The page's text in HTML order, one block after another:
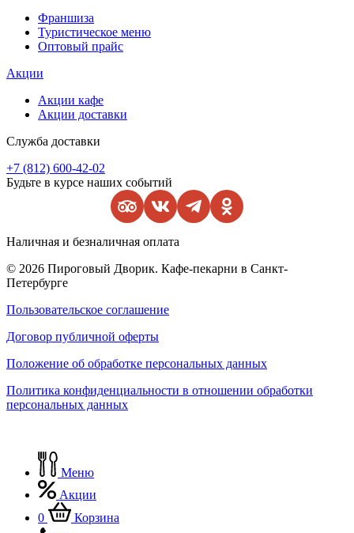
Франшиза
Туристическое меню
Оптовый прайс
Акции
Акции кафе
Акции доставки
Служба доставки
+7 (812) 600-42-02
Будьте в курсе наших событий
Наличная и безналичная оплата
© 2026 Пироговый Дворик. Кафе-пекарни в Санкт-
Петербурге
Пользовательское соглашение
Договор публичной оферты
Положение об обработке персональных данных
Политика конфиденциальности в отношении обработки
персональных данных
Меню
Акции
0
Корзина